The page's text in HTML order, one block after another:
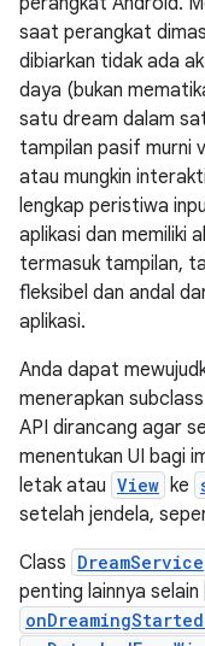
saat perangkat
dibiarkan tidak ada
daya (bukan
satu dream dalam
tampilan pasif murni
atau mungkin
lengkap peristiwa
aplikasi dan memiliki
termasuk tampilan,
fleksibel dan andal
aplikasi.
Anda dapat
menerapkan subclass
API dirancang agar
menentukan UI bagi
letak atau View ke
setelah jendela,
Class DreamService
penting lainnya selain